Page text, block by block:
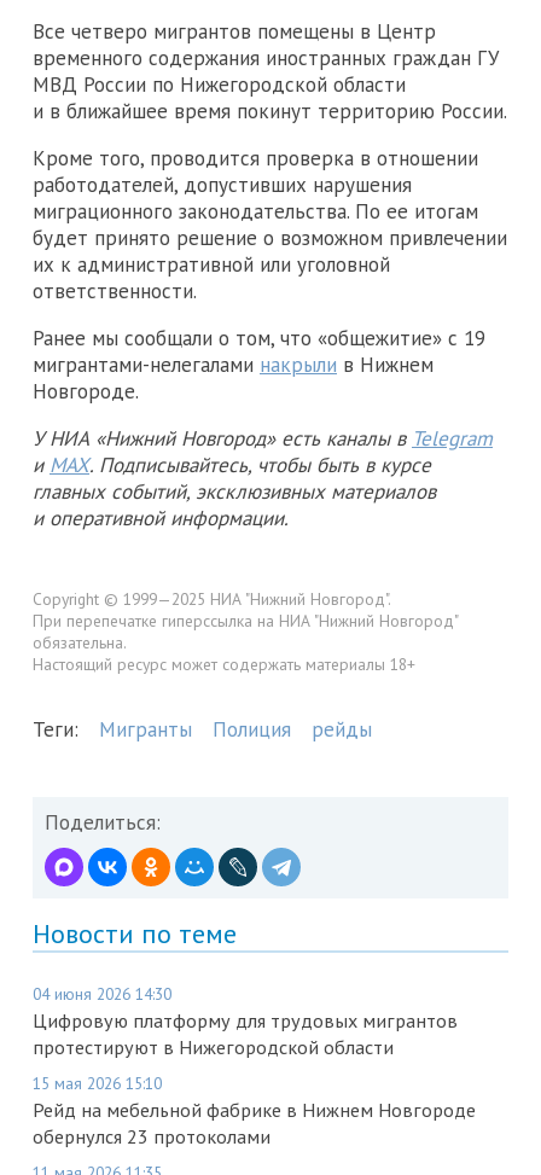
Все четверо мигрантов помещены в Центр
временного содержания иностранных граждан ГУ
МВД России по Нижегородской области
и в ближайшее время покинут территорию России.
Кроме того, проводится проверка в отношении
работодателей, допустивших нарушения
миграционного законодательства. По ее итогам
будет принято решение о возможном привлечении
их к административной или уголовной
ответственности.
Ранее мы сообщали о том, что «общежитие» с 19
мигрантами-нелегалами накрыли в Нижнем
Новгороде.
У НИА «Нижний Новгород» есть каналы в Telegram
и MAX. Подписывайтесь, чтобы быть в курсе
главных событий, эксклюзивных материалов
и оперативной информации.
Copyright © 1999—2025 НИА "Нижний Новгород".
При перепечатке гиперссылка на НИА "Нижний Новгород"
обязательна.
Настоящий ресурс может содержать материалы 18+
Теги: Мигранты Полиция рейды
Поделиться:
Новости по теме
04 июня 2026 14:30
Цифровую платформу для трудовых мигрантов
протестируют в Нижегородской области
15 мая 2026 15:10
Рейд на мебельной фабрике в Нижнем Новгороде
обернулся 23 протоколами